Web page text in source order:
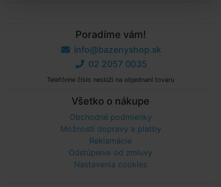
Poradíme vám!
info@bazenyshop.sk
02 2057 0035
Telefónne číslo neslúži na objednaní tovaru
Všetko o nákupe
Obchodné podmienky
Možnosti dopravy a platby
Reklamácie
Odstúpenie od zmluvy
Nastavenia cookies